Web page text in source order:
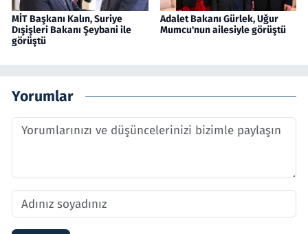
MİT Başkanı Kalın, Suriye
Dışişleri Bakanı Şeybani ile
görüştü
Adalet Bakanı Gürlek, Uğur
Mumcu'nun ailesiyle görüştü
Yorumlar